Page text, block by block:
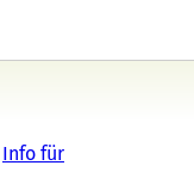
Info für